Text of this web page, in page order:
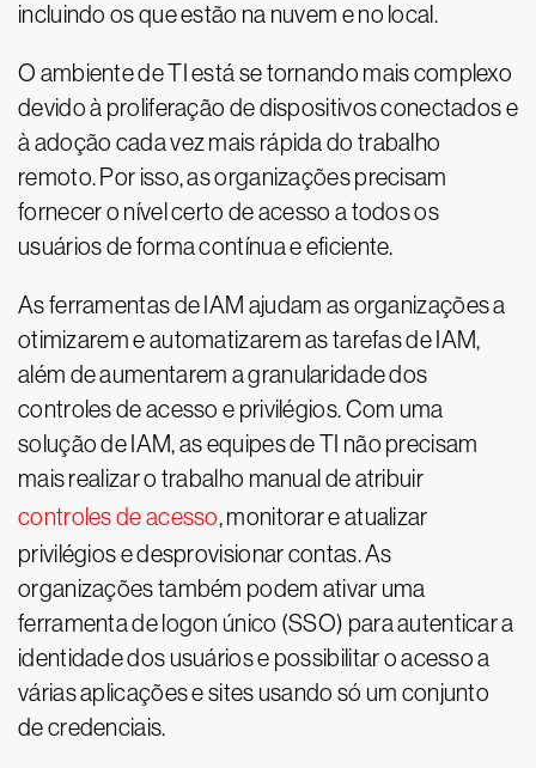
incluindo os que estão na nuvem e no local.
O ambiente de TI está se tornando mais complexo
devido à proliferação de dispositivos conectados e
à adoção cada vez mais rápida do trabalho
remoto. Por isso, as organizações precisam
fornecer o nível certo de acesso a todos os
usuários de forma contínua e eficiente.
As ferramentas de IAM ajudam as organizações a
otimizarem e automatizarem as tarefas de IAM,
além de aumentarem a granularidade dos
controles de acesso e privilégios. Com uma
solução de IAM, as equipes de TI não precisam
mais realizar o trabalho manual de atribuir
controles de acesso, monitorar e atualizar
privilégios e desprovisionar contas. As
organizações também podem ativar uma
ferramenta de logon único (SSO) para autenticar a
identidade dos usuários e possibilitar o acesso a
várias aplicações e sites usando só um conjunto
de credenciais.